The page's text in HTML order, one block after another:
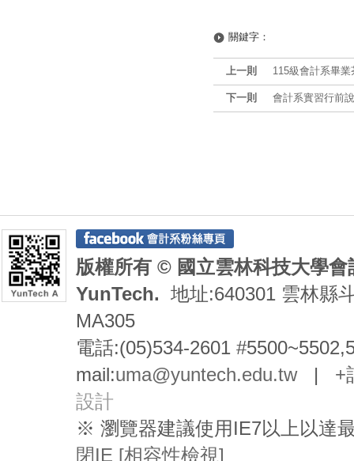
關鍵字：
上一則 115級會計系畢
下一則 會計系實習行前
版權所有 © 國立雲林科技大學
YunTech. 地址:640301 雲林縣
MA305
電話:(05)534-2601
mail:uma@yuntech.edu.tw| +
設計
※ 瀏覽器建議使用IE7以上以達
閉IE [相容性檢視]